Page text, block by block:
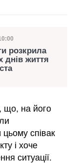
розкрила
днів життя
що, на його
цьому співак
і хоче
ситуації.